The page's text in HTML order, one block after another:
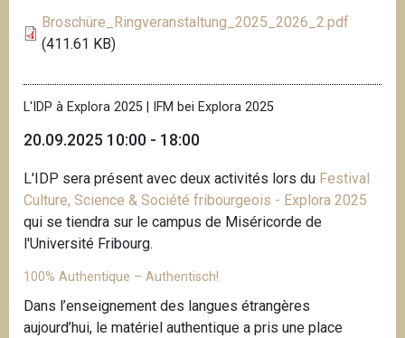
Broschüre_Ringveranstaltung_2025_2026_2.pdf
(411.61 KB)
L'IDP à Explora 2025 | IFM bei Explora 2025
20.09.2025 10:00 - 18:00
L'IDP sera présent avec deux activités lors du Festival
Culture, Science & Société fribourgeois - Explora 2025
qui se tiendra sur le campus de Miséricorde de
l'Université Fribourg.
100% Authentique – Authentisch!
Dans l’enseignement des langues étrangères
aujourd’hui, le matériel authentique a pris une place